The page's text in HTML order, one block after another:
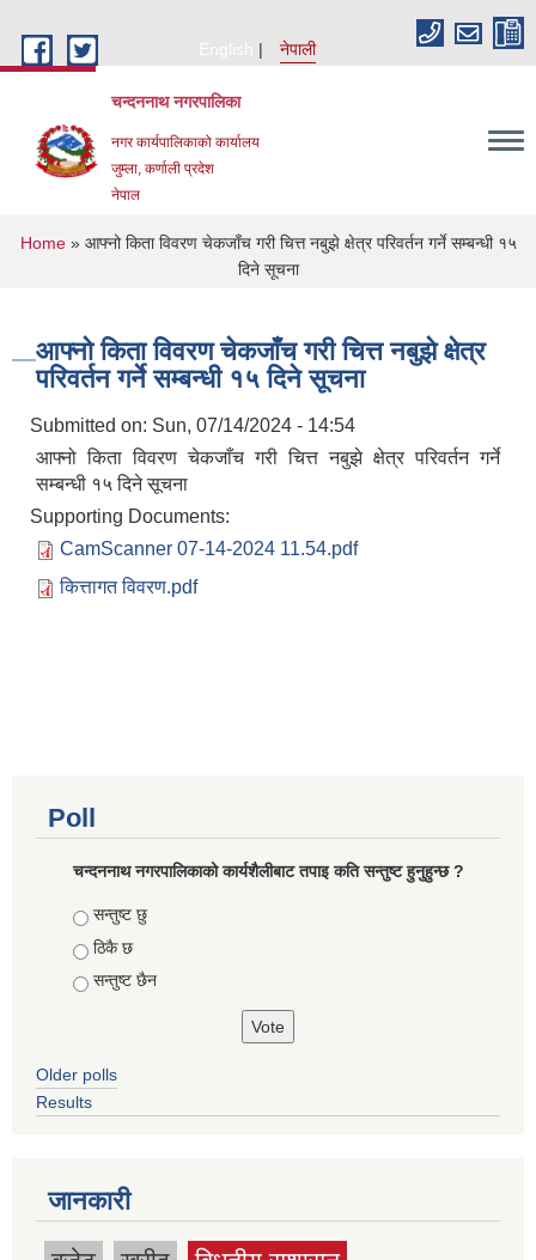
English
नेपाली
चन्दननाथ नगरपालिका
नगर कार्यपालिकाको कार्यालय
जुम्ला, कर्णाली प्रदेश
नेपाल
You are here
Home» आफ्नो किता विवरण चेकजाँच गरी चित्त नबुझे क्षेत्र परिवर्तन गर्ने सम्बन्धी १५
दिने सूचना
आफ्नो किता विवरण चेकजाँच गरी चित्त नबुझे क्षेत्र
परिवर्तन गर्ने सम्बन्धी १५ दिने सूचना
Submitted on: Sun, 07/14/2024 - 14:54
आफ्नो किता विवरण चेकजाँच गरी चित्त नबुझे क्षेत्र परिवर्तन गर्ने
सम्बन्धी १५ दिने सूचना
Supporting Documents:
CamScanner 07-14-2024 11.54.pdf
कित्तागत विवरण.pdf
Poll
चन्दननाथ नगरपालिकाको कार्यशैलीबाट तपाइ कति सन्तुष्ट हुनुहुन्छ ?
Choices
सन्तुष्ट छु
ठिकै छ
सन्तुष्ट छैन
Older polls
Results
जानकारी